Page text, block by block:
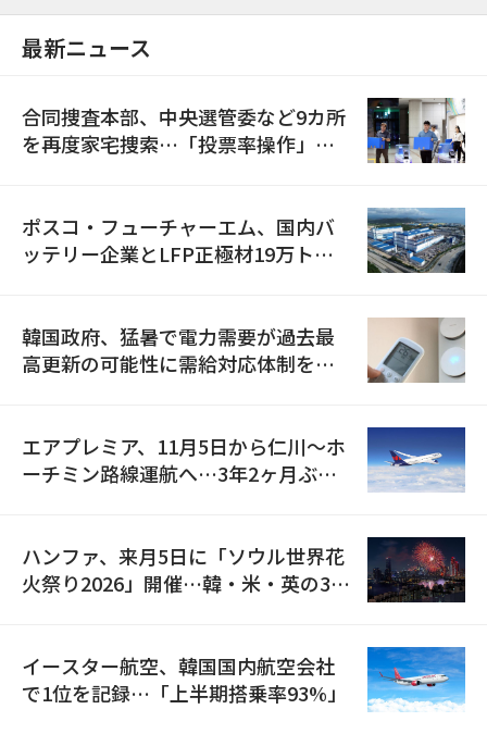
最新ニュース
合同捜査本部、中央選管委など9カ所
を再度家宅捜索…「投票率操作」の
ポスコ・フューチャーエム、国内バ
ッテリー企業とLFP正極材19万トン
韓国政府、猛暑で電力需要が過去最
高更新の可能性に需給対応体制を点
エアプレミア、11月5日から仁川〜ホ
ーチミン路線運航へ…3年2ヶ月ぶり
ハンファ、来月5日に「ソウル世界花
火祭り2026」開催…韓・米・英の3カ
イースター航空、韓国国内航空会社
で1位を記録…「上半期搭乗率93%」